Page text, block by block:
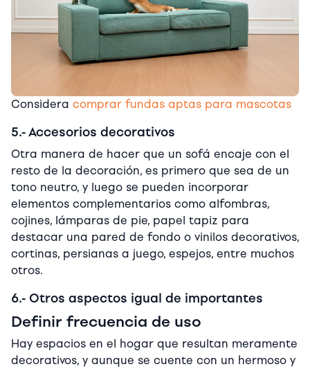
Considera comprar fundas aptas para mascotas
5.- Accesorios decorativos
Otra manera de hacer que un sofá encaje con el
resto de la decoración, es primero que sea de un
tono neutro, y luego se pueden incorporar
elementos complementarios como alfombras,
cojines, lámparas de pie, papel tapiz para
destacar una pared de fondo o vinilos decorativos,
cortinas, persianas a juego, espejos, entre muchos
otros.
6.- Otros aspectos igual de importantes
Definir frecuencia de uso
Hay espacios en el hogar que resultan meramente
decorativos, y aunque se cuente con un hermoso y